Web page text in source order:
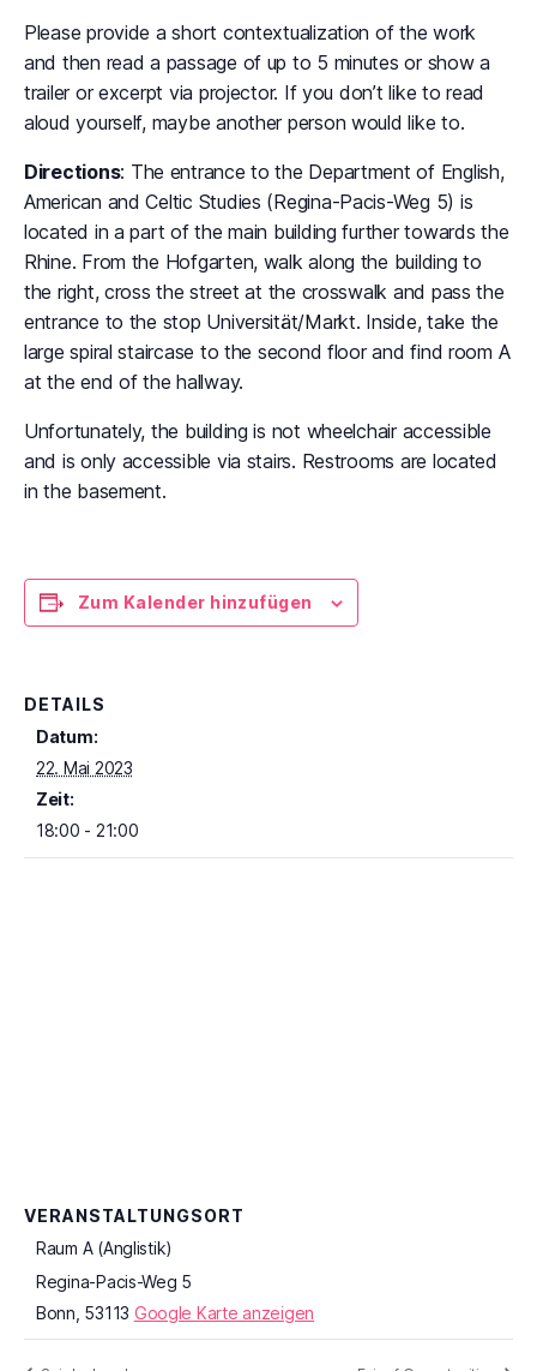
Please provide a short contextualization of the work
and then read a passage of up to 5 minutes or show a
trailer or excerpt via projector. If you don’t like to read
aloud yourself, maybe another person would like to.
Directions: The entrance to the Department of English,
American and Celtic Studies (Regina-Pacis-Weg 5) is
located in a part of the main building further towards the
Rhine. From the Hofgarten, walk along the building to
the right, cross the street at the crosswalk and pass the
entrance to the stop Universität/Markt. Inside, take the
large spiral staircase to the second floor and find room A
at the end of the hallway.
Unfortunately, the building is not wheelchair accessible
and is only accessible via stairs. Restrooms are located
in the basement.
Zum Kalender hinzufügen
DETAILS
Datum:
22. Mai 2023
Zeit:
18:00 - 21:00
VERANSTALTUNGSORT
Raum A (Anglistik)
Regina-Pacis-Weg 5
Bonn 53113 Google Karte anzeigen